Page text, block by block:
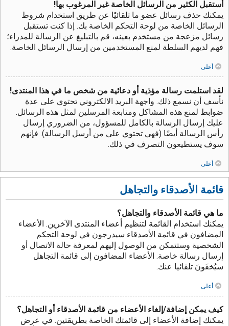
أستقبل الكثير من الرسائل الخاصة غير المرغوب بها!
يمكنك حذف رسائل عضو ما تلقائيًا عن طريق استخدام شروط
الرسائل الخاصة من لوحة التحكم الخاصة بك. إذا كنت تستقبل
رسائل مزعجة من مستخدم بعينه، قم بالتبليغ عن الرسالة للمدراء؛
فهم لديهم السلطة لمنع المستخدمين من إرسال الرسائل الخاصة.
أعلى
لقد استلمت رسالة مؤذية أو دعائية من شخص ما في هذا المنتدى!
نأسف أن نسمع ذلك. واجهة البريد الالكتروني تحتوي على عدة
ضوابط لمنع هذه المشاكل ومتابعة المرسلين لمثل هذه الرسائل.
عليك إرسال الرسالة بالكامل للمسؤول، من الضروري إرسال
رأس الرسالة أيضًا (فهي تحتوي على من أرسل الرسالة). فإنهم
سوف يستطيعون التصرف في ذلك.
أعلى
قائمة الأصدقاء والتجاهل
ما هي قائمة الأصدقاء والتجاهل؟
يمكنك استخدام القائمة لتنظيم أعضاء المنتدى الآخرين. الأعضاء
المضافون في قائمة الأصدقاء سيدرجون في لوحة التحكم
الشخصية وستتمكن من الوصول إليهم لمعرفة حالة الاتصال أو
إرسال رسالة خاصة. الأعضاء المضافون إلى قائمة التجاهل
سيُخفَونَ تلقائيا عنك.
أعلى
كيف يمكن إضافة/إلغاء الأعضاء من قائمة الأصدقاء أو التجاهل؟
يمكنك إضافة الأعضاء إلى قائمتك الخاصة بطريقتين. في عرض